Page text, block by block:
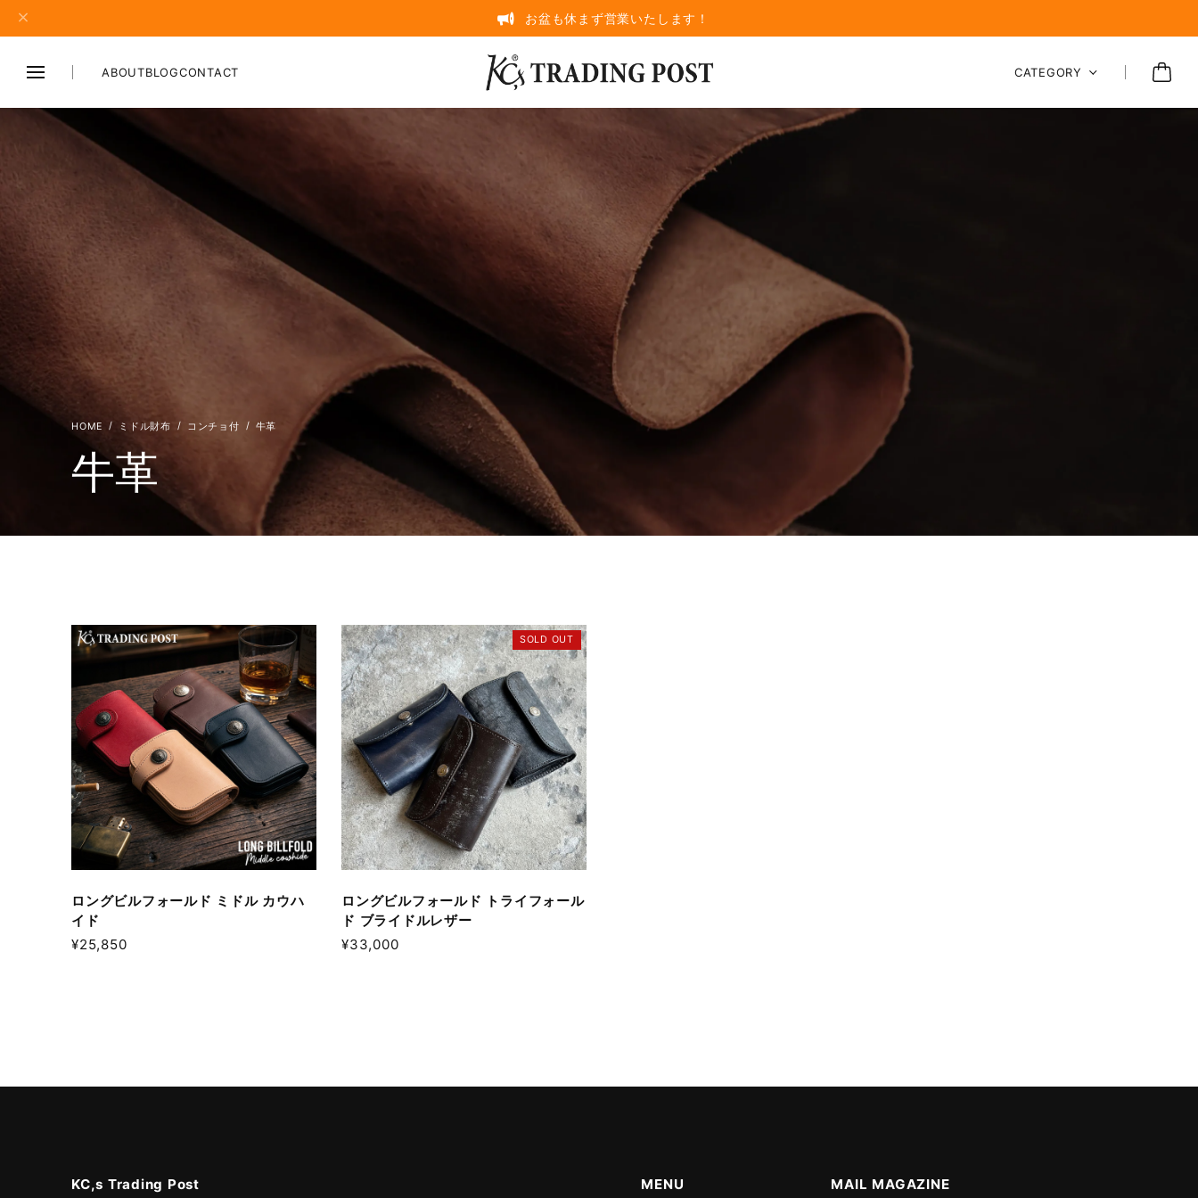
お盆も休まず営業いたします！
ABOUTBLOGCONTACT CATEGORY
ミドル財布 コンチョ付 牛革
牛革
ロングビルフォールド ミドル カウハ
イド
¥25,850
SOLD OUT
ロングビルフォールド トライフォール
ド ブライドルレザー
¥33,000
KC,s Trading Post MENU MAIL MAGAZINE